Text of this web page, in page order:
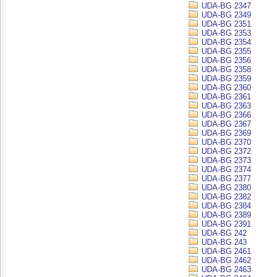
UDA-BG 2347
UDA-BG 2349
UDA-BG 2351
UDA-BG 2353
UDA-BG 2354
UDA-BG 2355
UDA-BG 2356
UDA-BG 2358
UDA-BG 2359
UDA-BG 2360
UDA-BG 2361
UDA-BG 2363
UDA-BG 2366
UDA-BG 2367
UDA-BG 2369
UDA-BG 2370
UDA-BG 2372
UDA-BG 2373
UDA-BG 2374
UDA-BG 2377
UDA-BG 2380
UDA-BG 2382
UDA-BG 2384
UDA-BG 2389
UDA-BG 2391
UDA-BG 242
UDA-BG 243
UDA-BG 2461
UDA-BG 2462
UDA-BG 2463